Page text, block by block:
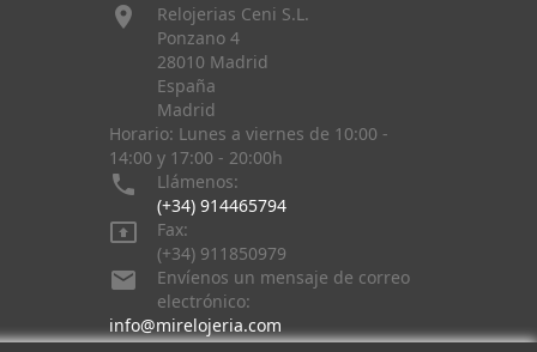

Relojerias Ceni S.L.
Ponzano 4
28010 Madrid
España
Madrid
Horario: Lunes a viernes de 10:00 -
14:00 y 17:00 - 20:00h

Llámenos:
(+34) 914465794

Fax:
(+34) 911850979

Envíenos un mensaje de correo
electrónico:
info@mirelojeria.com